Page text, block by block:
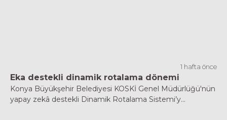
1 hafta önce
Eka destekli dinamik rotalama dönemi
Konya Büyükşehir Belediyesi KOSKİ Genel Müdürlüğü'nün
yapay zekâ destekli Dinamik Rotalama Sistemi’y...